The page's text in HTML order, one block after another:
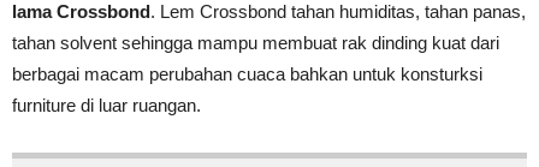
lama Crossbond. Lem Crossbond tahan humiditas, tahan panas,
tahan solvent sehingga mampu membuat rak dinding kuat dari
berbagai macam perubahan cuaca bahkan untuk konsturksi
furniture di luar ruangan.